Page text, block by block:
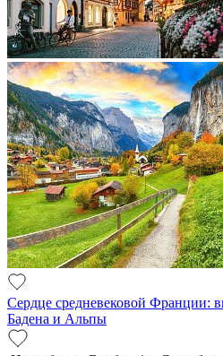
Сердце средневековой Франции:
Бадена и Альпы